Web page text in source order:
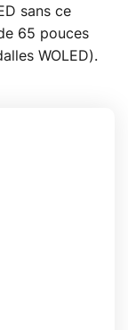
sans ce
65 pouces
WOLED).